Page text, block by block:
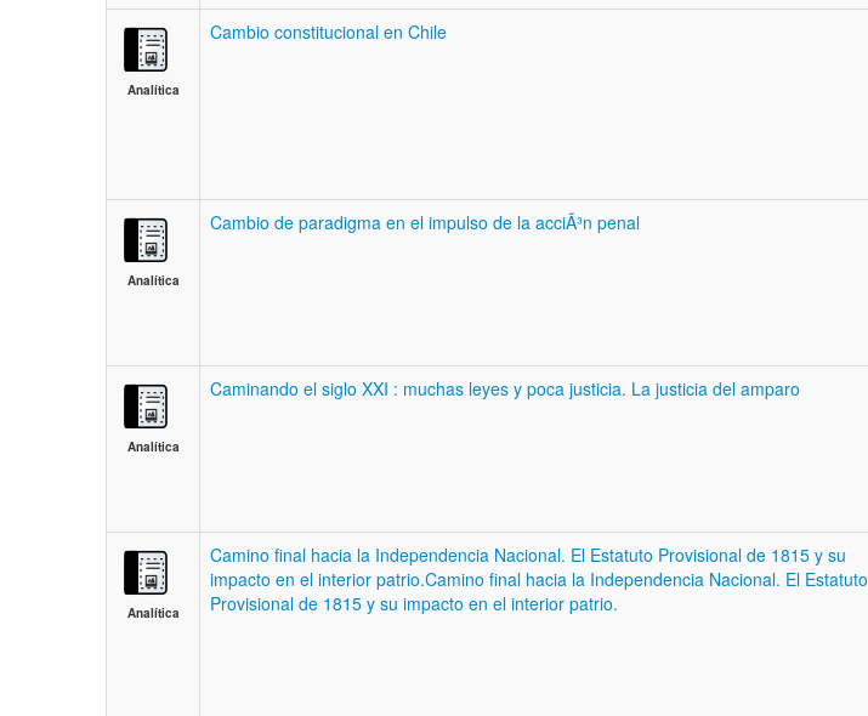
Analítica
Cambio constitucional en Chile
Analítica
Cambio de paradigma en el impulso de la acciÃ³n penal
Analítica
Caminando el siglo XXI : muchas leyes y poca justicia. La justicia del amparo
Analítica
Camino final hacia la Independencia Nacional. El Estatuto Provisional de 1815 y su
impacto en el interior patrio.Camino final hacia la Independencia Nacional. El Estatuto
Provisional de 1815 y su impacto en el interior patrio.